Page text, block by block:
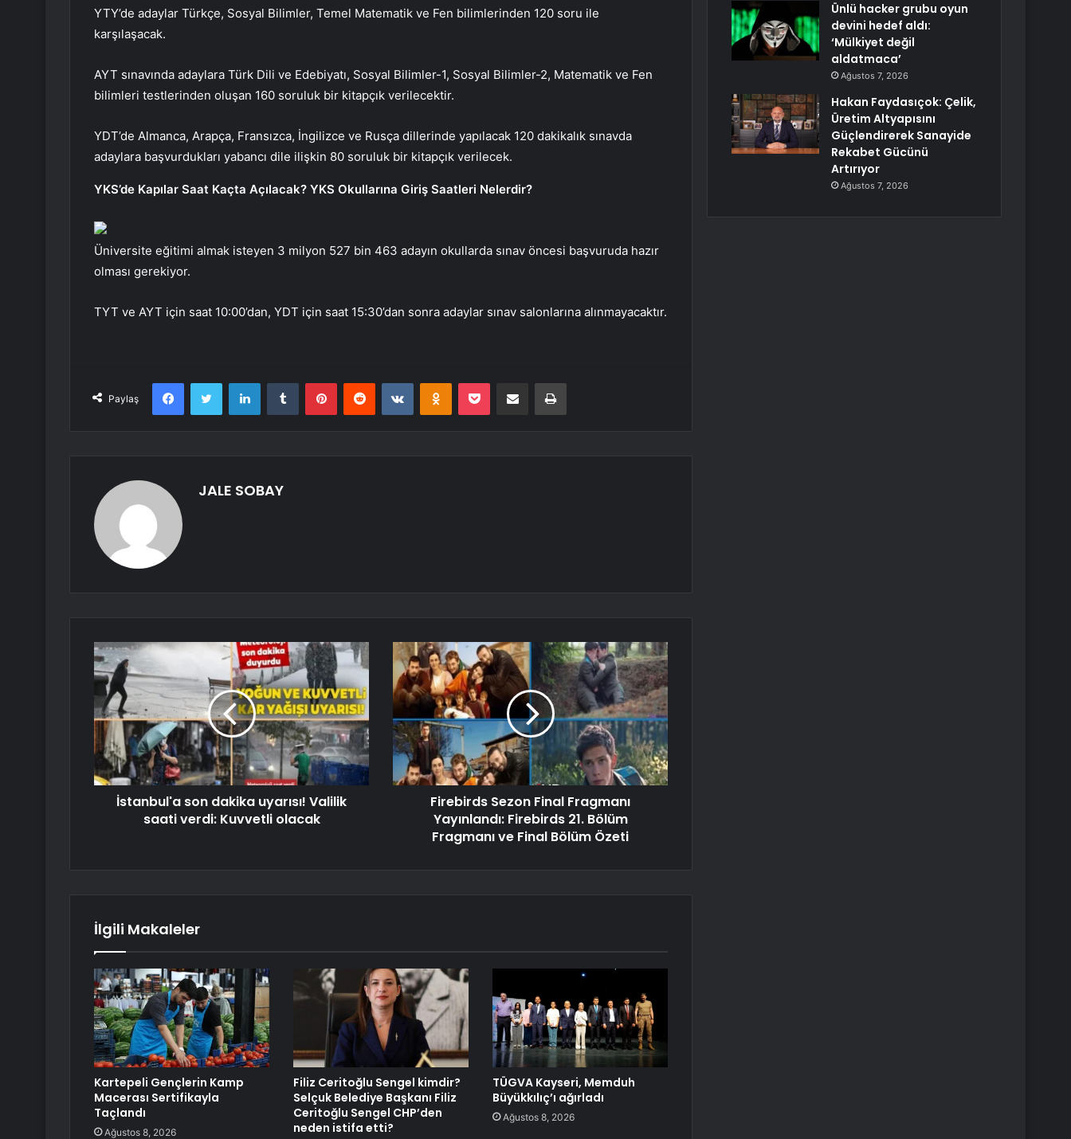
YTY’de adaylar Türkçe, Sosyal Bilimler, Temel Matematik ve Fen bilimlerinden 120 soru ile
karşılaşacak.
AYT sınavında adaylara Türk Dili ve Edebiyatı, Sosyal Bilimler-1, Sosyal Bilimler-2, Matematik ve Fen
bilimleri testlerinden oluşan 160 soruluk bir kitapçık verilecektir.
YDT’de Almanca, Arapça, Fransızca, İngilizce ve Rusça dillerinde yapılacak 120 dakikalık sınavda
adaylara başvurdukları yabancı dile ilişkin 80 soruluk bir kitapçık verilecek.
YKS’de Kapılar Saat Kaçta Açılacak? YKS Okullarına Giriş Saatleri Nelerdir?
Üniversite eğitimi almak isteyen 3 milyon 527 bin 463 adayın okullarda sınav öncesi başvuruda hazır
olması gerekiyor.
TYT ve AYT için saat 10:00’dan, YDT için saat 15:30’dan sonra adaylar sınav salonlarına alınmayacaktır.
Paylaş
FacebookTwitter LinkedInTumblr PinterestReddit VKontakteOdnoklassniki
Pocket E-Posta ile paylaş Yazdır
JALE SOBAY
İstanbul'a son dakika uyarısı! Valilik
saati verdi: Kuvvetli olacak
Firebirds Sezon Final Fragmanı
Yayınlandı: Firebirds 21. Bölüm
Fragmanı ve Final Bölüm Özeti
İlgili Makaleler
Kartepeli Gençlerin Kamp
Macerası Sertifikayla
Taçlandı
Ağustos 8, 2026
Filiz Ceritoğlu Sengel kimdir?
Selçuk Belediye Başkanı Filiz
Ceritoğlu Sengel CHP’den
neden istifa etti?
TÜGVA Kayseri, Memduh
Büyükkılıç’ı ağırladı
Ağustos 8, 2026
Ünlü hacker grubu oyun
devini hedef aldı:
‘Mülkiyet değil
aldatmaca’
Ağustos 7, 2026
Hakan Faydasıçok: Çelik,
Üretim Altyapısını
Güçlendirerek Sanayide
Rekabet Gücünü
Artırıyor
Ağustos 7, 2026